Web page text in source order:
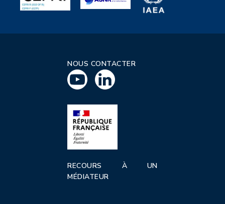
NOUS CONTACTER
RECOURS À UN
MÉDIATEUR